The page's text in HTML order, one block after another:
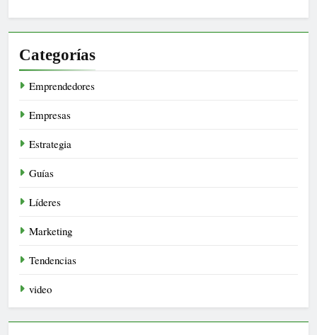
Categorías
Emprendedores
Empresas
Estrategia
Guías
Líderes
Marketing
Tendencias
video